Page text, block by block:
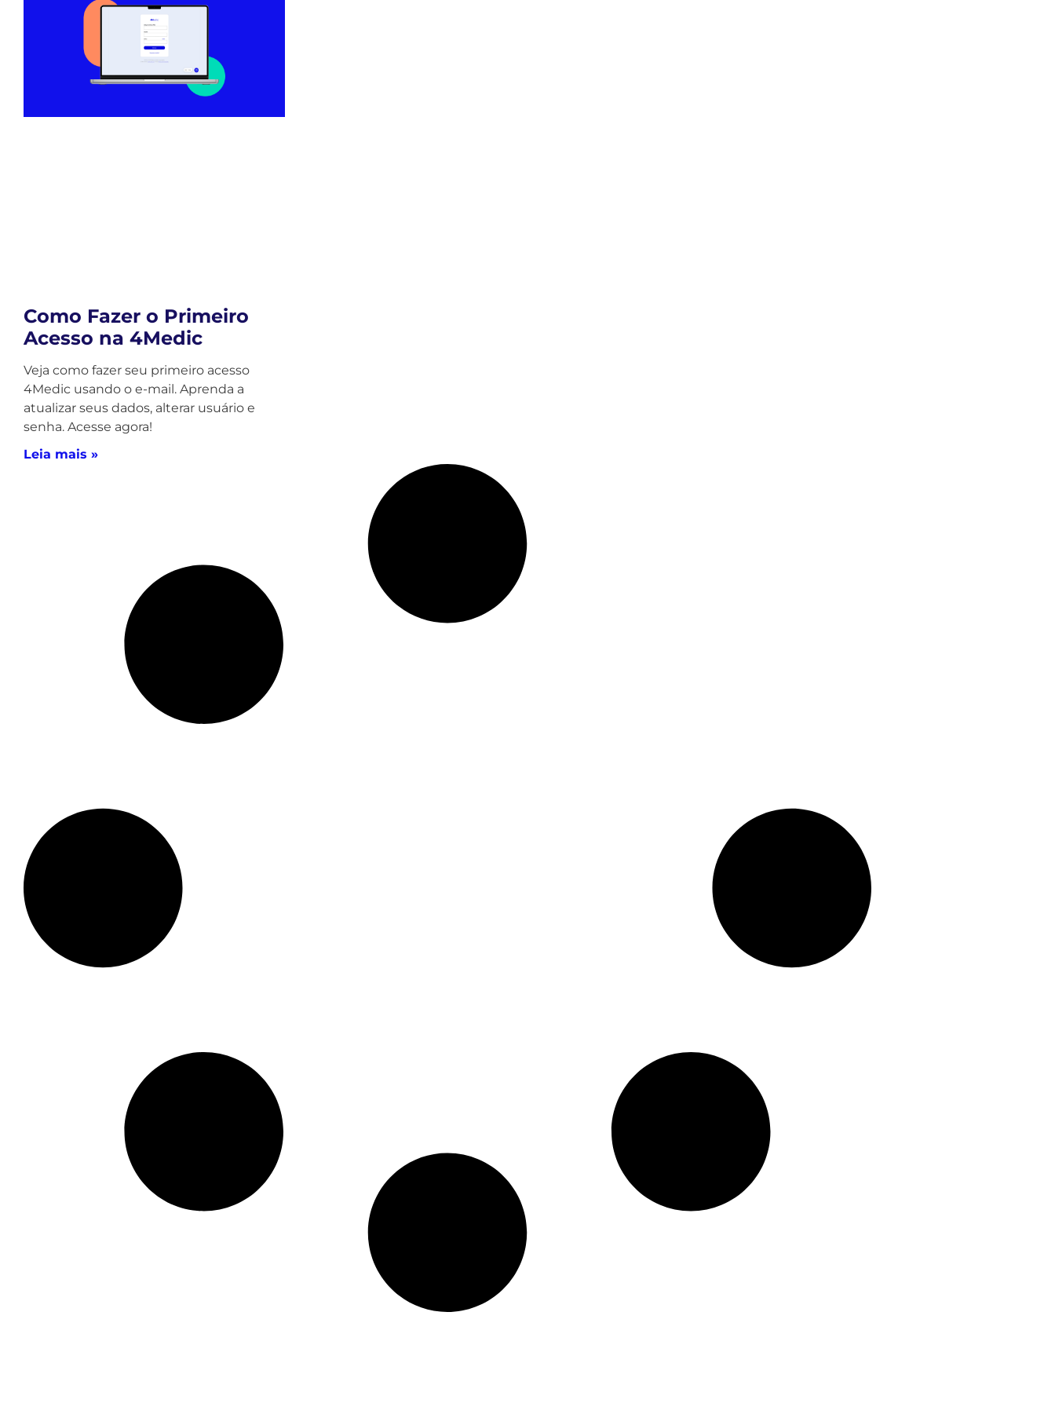
Como Fazer o Primeiro
Acesso na 4Medic
Veja como fazer seu primeiro acesso
4Medic usando o e-mail. Aprenda a
atualizar seus dados, alterar usuário e
senha. Acesse agora!
Leia mais »